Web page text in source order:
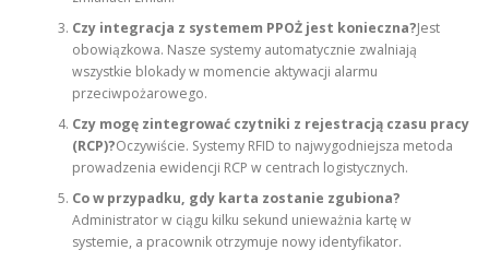
Czy integracja z systemem PPOŻ jest konieczna?Jest
obowiązkowa. Nasze systemy automatycznie zwalniają
wszystkie blokady w momencie aktywacji alarmu
przeciwpożarowego.
Czy mogę zintegrować czytniki z rejestracją czasu pracy
(RCP)?Oczywiście. Systemy RFID to najwygodniejsza metoda
prowadzenia ewidencji RCP w centrach logistycznych.
Co w przypadku, gdy karta zostanie zgubiona?
Administrator w ciągu kilku sekund unieważnia kartę w
systemie, a pracownik otrzymuje nowy identyfikator.